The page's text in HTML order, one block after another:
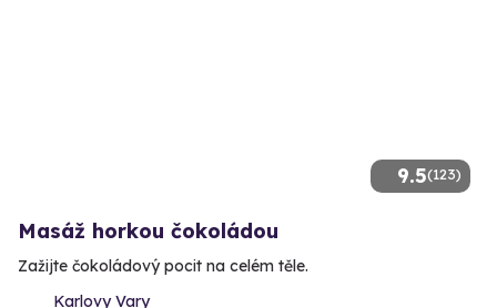
9.5(123)
Masáž horkou čokoládou
Zažijte čokoládový pocit na celém těle.
Karlovy Vary